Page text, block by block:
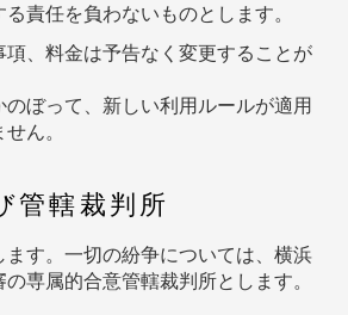
責任を負わないものとします。
項、料金は予告なく変更することが
ぼって、新しい利用ルールが適用
ん。
管轄裁判所
す。一切の紛争については、横浜
専属的合意管轄裁判所とします。